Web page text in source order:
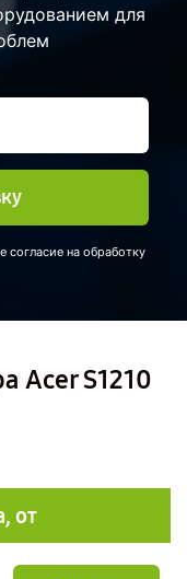
для
согласие на обработку
Acer S1210
от